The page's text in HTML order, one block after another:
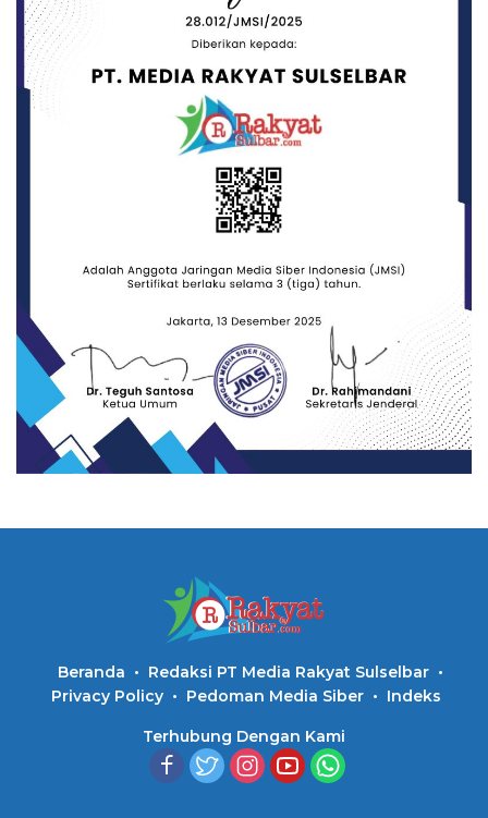
Beranda
Redaksi PT Media Rakyat Sulselbar
Privacy Policy
Pedoman Media Siber Indeks
Terhubung Dengan Kami